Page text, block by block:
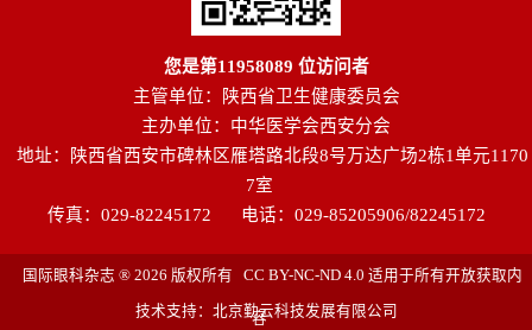
您是第11958089 位访问者
主管单位：陕西省卫生健康委员会
主办单位：中华医学会西安分会
地址：陕西省西安市碑林区雁塔路北段8号万达广场2栋1单元1170
7室
传真：029-82245172
电话：029-85205906/82245172
国际眼科杂志 ® 2026 版权所有 CC BY-NC-ND 4.0 适用于所有开放获取内
容
技术支持：北京勤云科技发展有限公司